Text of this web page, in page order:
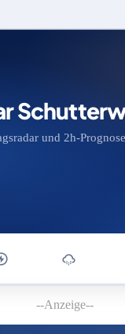
und 2h-
--Anzeige--